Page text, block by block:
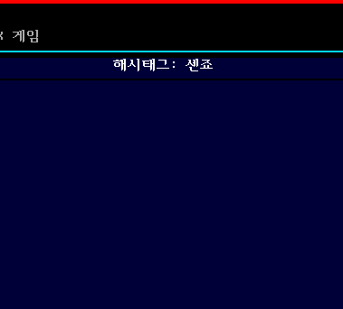
게임
해시태그: 센죠